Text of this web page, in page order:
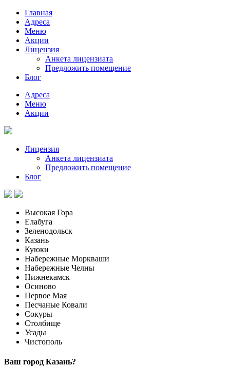
Главная
Адреса
Меню
Акции
Лицензия
Анкета лицензиата
Предложить помещение
Блог
Адреса
Меню
Акции
Лицензия
Анкета лицензиата
Предложить помещение
Блог
Высокая Гора
Елабуга
Зеленодольск
Казань
Куюки
Набережные Моркваши
Набережные Челны
Нижнекамск
Осиново
Первое Мая
Песчаные Ковали
Сокуры
Столбище
Усады
Чистополь
Ваш город Казань?